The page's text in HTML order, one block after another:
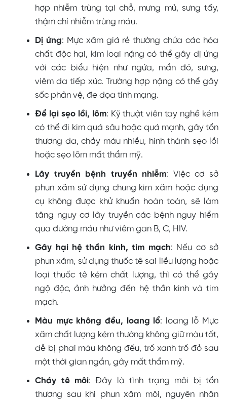
hợp nhiễm trùng tại chỗ, mưng mủ, sưng tấy,
thậm chí nhiễm trùng máu.
Dị ứng: Mực xăm giá rẻ thường chứa các hóa
chất độc hại, kim loại nặng có thể gây dị ứng
với các biểu hiện như ngứa, mẩn đỏ, sưng,
viêm da tiếp xúc. Trường hợp nặng có thể gây
sốc phản vệ, đe dọa tính mạng.
Để lại sẹo lồi, lõm: Kỹ thuật viên tay nghề kém
có thể đi kim quá sâu hoặc quá mạnh, gây tổn
thương da, chảy máu nhiều, hình thành sẹo lồi
hoặc sẹo lõm mất thẩm mỹ.
Lây truyền bệnh truyền nhiễm: Việc cơ sở
phun xăm sử dụng chung kim xăm hoặc dụng
cụ không được khử khuẩn hoàn toàn, sẽ làm
tăng nguy cơ lây truyền các bệnh nguy hiểm
qua đường máu như viêm gan B, C, HIV.
Gây hại hệ thần kinh, tim mạch: Nếu cơ sở
phun xăm, sử dụng thuốc tê sai liều lượng hoặc
loại thuốc tê kém chất lượng, thì có thể gây
ngộ độc, ảnh hưởng đến hệ thần kinh và tim
mạch.
Màu mực không đều, loang lổ: loang lỗ Mực
xăm chất lượng kém thường không giữ màu tốt,
dễ bị phai màu không đều, trổ xanh trổ đỏ sau
một thời gian ngắn, gây mất thẩm mỹ.
Cháy tê môi: Đây là tình trạng môi bị tổn
thương sau khi phun xăm môi, nguyên nhân